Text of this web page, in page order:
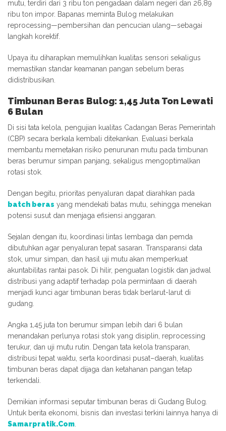
mutu, terdiri dari 3 ribu ton pengadaan dalam negeri dan 26,89
ribu ton impor. Bapanas meminta Bulog melakukan
reprocessing—pembersihan dan pencucian ulang—sebagai
langkah korektif.
Upaya itu diharapkan memulihkan kualitas sensori sekaligus
memastikan standar keamanan pangan sebelum beras
didistribusikan.
Timbunan Beras Bulog: 1,45 Juta Ton Lewati
6 Bulan
Di sisi tata kelola, pengujian kualitas Cadangan Beras Pemerintah
(CBP) secara berkala kembali ditekankan. Evaluasi berkala
membantu memetakan risiko penurunan mutu pada timbunan
beras berumur simpan panjang, sekaligus mengoptimalkan
rotasi stok.
Dengan begitu, prioritas penyaluran dapat diarahkan pada
batch beras yang mendekati batas mutu, sehingga menekan
potensi susut dan menjaga efisiensi anggaran.
Sejalan dengan itu, koordinasi lintas lembaga dan pemda
dibutuhkan agar penyaluran tepat sasaran. Transparansi data
stok, umur simpan, dan hasil uji mutu akan memperkuat
akuntabilitas rantai pasok. Di hilir, penguatan logistik dan jadwal
distribusi yang adaptif terhadap pola permintaan di daerah
menjadi kunci agar timbunan beras tidak berlarut-larut di
gudang.
Angka 1,45 juta ton berumur simpan lebih dari 6 bulan
menandakan perlunya rotasi stok yang disiplin, reprocessing
terukur, dan uji mutu rutin. Dengan tata kelola transparan,
distribusi tepat waktu, serta koordinasi pusat–daerah, kualitas
timbunan beras dapat dijaga dan ketahanan pangan tetap
terkendali.
Demikian informasi seputar timbunan beras di Gudang Bulog.
Untuk berita ekonomi, bisnis dan investasi terkini lainnya hanya di
Samarpratik.Com